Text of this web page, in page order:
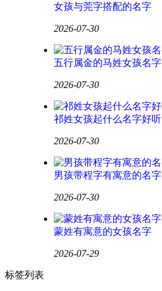
女孩与莞字搭配的名字
2026-07-30
五行属金的马姓女孩名字
2026-07-30
祁姓女孩起什么名字好听
2026-07-30
男孩带程字有寓意的名字
2026-07-30
蒙姓有寓意的女孩名字
2026-07-29
标签列表